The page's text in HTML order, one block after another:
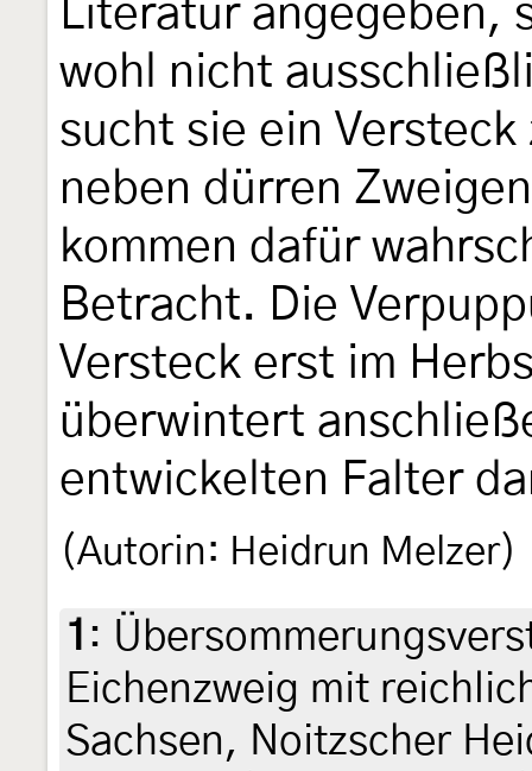
Literatur angegeben,
wohl nicht
sucht sie ein
neben dürren
kommen dafür
Betracht. Die
Versteck erst im
überwintert
entwickelten Falter
(Autorin: Heidrun Melzer)
1 :
Eichenzweig mit
Sachsen, Noitzscher